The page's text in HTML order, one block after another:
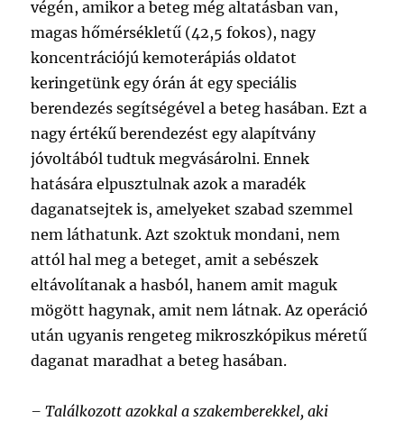
végén, amikor a beteg még altatásban van,
magas hőmérsékletű (42,5 fokos), nagy
koncentrációjú kemoterápiás oldatot
keringetünk egy órán át egy speciális
berendezés segítségével a beteg hasában. Ezt a
nagy értékű berendezést egy alapítvány
jóvoltából tudtuk megvásárolni. Ennek
hatására elpusztulnak azok a maradék
daganatsejtek is, amelyeket szabad szemmel
nem láthatunk. Azt szoktuk mondani, nem
attól hal meg a beteget, amit a sebészek
eltávolítanak a hasból, hanem amit maguk
mögött hagynak, amit nem látnak. Az operáció
után ugyanis rengeteg mikroszkópikus méretű
daganat maradhat a beteg hasában.
–Találkozott azokkal a szakemberekkel, aki